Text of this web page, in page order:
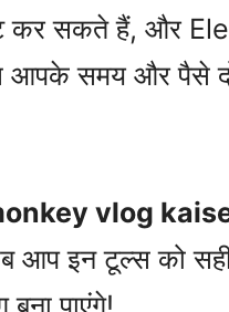
कर सकते हैं, और
आपके समय और पैसे
vlog
आप इन टूल्स को
पाएंगे!